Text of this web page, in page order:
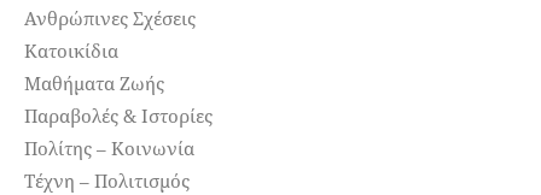
Ανθρώπινες Σχέσεις
Κατοικίδια
Μαθήματα Ζωής
Παραβολές & Ιστορίες
Πολίτης – Κοινωνία
Τέχνη – Πολιτισμός